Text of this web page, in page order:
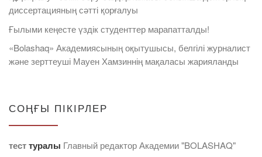
диссертацияның сәтті қорғалуы
Ғылыми кеңесте үздік студенттер марапатталды!
«Bolashaq» Академиясының оқытушысы, белгілі журналист
және зерттеуші Мауен Хамзиннің мақаласы жарияланды
СОҢҒЫ ПІКІРЛЕР
тесттуралы Главный редактор Академии "BOLASHAQ"